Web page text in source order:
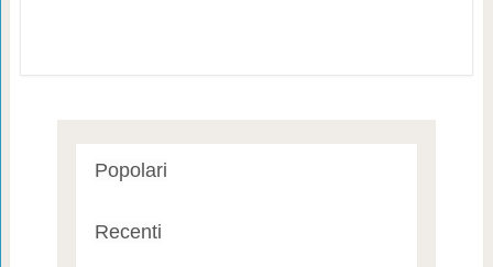
Popolari
Recenti